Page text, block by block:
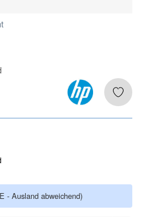
- Ausland abweichend)